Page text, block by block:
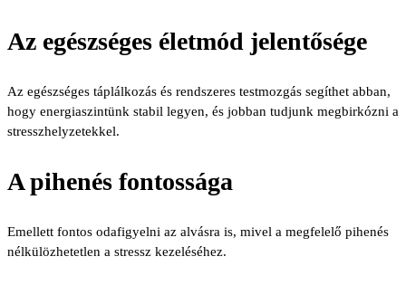
Az egészséges életmód jelentősége
Az egészséges táplálkozás és rendszeres testmozgás segíthet abban,
hogy energiaszintünk stabil legyen, és jobban tudjunk megbirkózni a
stresszhelyzetekkel.
A pihenés fontossága
Emellett fontos odafigyelni az alvásra is, mivel a megfelelő pihenés
nélkülözhetetlen a stressz kezeléséhez.